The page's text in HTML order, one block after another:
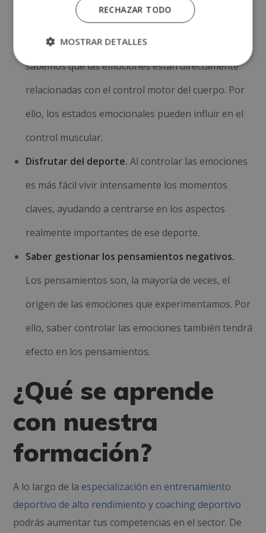
Aumento del rendimiento físico.
sabemos que las emociones están directamente
relacionadas con el control motor del cuerpo. Por
ello, los estados emocionales pueden influir en el
control muscular.
Disfrutar del deporte. Al controlar las emociones
es más fácil vivir intensamente los momentos
claves, ayudando a centrarse en los aspectos
realmente importantes de ese deporte.
Saber gestionar los pensamientos negativos.
Los pensamientos son, la mayoría de veces, el
origen de las emociones que experimentamos. Por
ello, saber controlar las emociones también tendrá
efecto en los pensamientos.
¿Qué se aprende
con nuestra
formación?
A lo largo de la especialización en entrenamiento
deportivo de alto rendimiento y coaching deportivo
podrás aumentar tus competencias en el sector. De
RECHAZAR TODO
MOSTRAR DETALLES